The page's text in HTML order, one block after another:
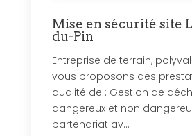
Mise en sécurité site
du-Pin
Entreprise de terrain,
vous proposons des
qualité de : Gestion de
dangereux et non
partenariat av...